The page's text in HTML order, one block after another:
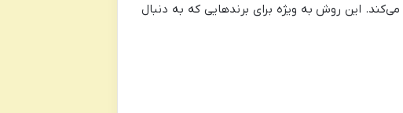
این روش به ویژه برای برند‌هایی که به دنبال